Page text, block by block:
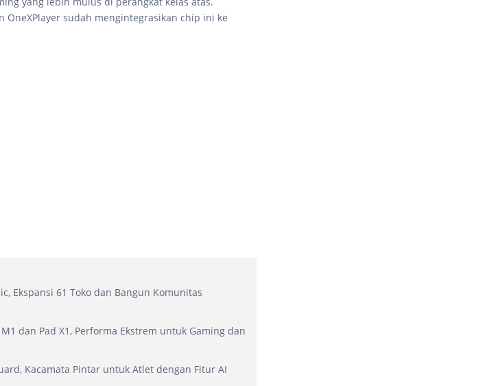
OneXPlayer sudah mengintegrasikan chip ini ke
Ekspansi 61 Toko dan Bangun Komunitas
dan Pad X1, Performa Ekstrem untuk Gaming dan
Kacamata Pintar untuk Atlet dengan Fitur AI